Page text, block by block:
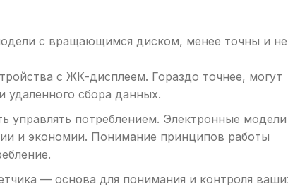
с вращающимся диском, менее точны и не
с ЖК-дисплеем. Гораздо точнее, могут
сбора данных.
управлять потреблением. Электронные модели
и экономии. Понимание принципов работы
— основа для понимания и контроля